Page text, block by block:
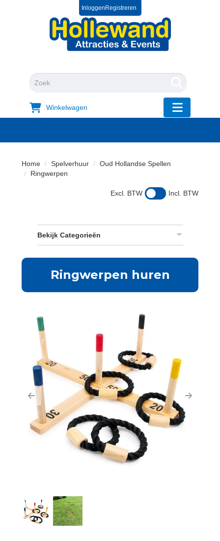
Inloggen Registreren
Winkelwagen
"Toggle
Home Spelverhuur
Oud Hollandse Spellen
Ringwerpen
Excl. BTW Incl. BTW
Bekijk Categorieën
Ringwerpen huren
Previous Next